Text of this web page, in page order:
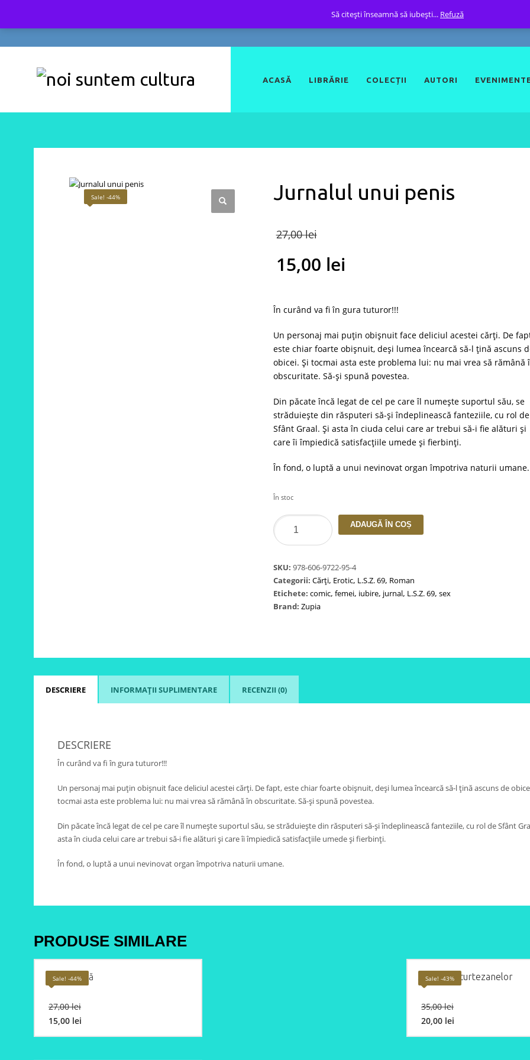
ACASĂ LIBRĂRIE COLECȚII AUTORI
Sale! -44% Jurnalul unui penis
27,00lei
price
27,00 lei.
15,00 lei
price
is:
15,00 lei.
În curând va fi în gura tuturor!!!
Un personaj mai puțin obișnuit face deliciul acestei cărți. De
este chiar foarte obișnuit, deși lumea încearcă să-l țină ascuns
obicei. Și tocmai asta este problema lui: nu mai vrea să rămână
obscuritate. Să-și spună povestea.
Din păcate încă legat de cel pe care îl numește suportul său, se
străduiește din răsputeri să-și îndeplinească fanteziile, cu rol de
Sfânt Graal. Și asta în ciuda celui care ar trebui să-i fie alături și
care îi împiedică satisfacțiile umede și fierbinți.
În fond, o luptă a unui nevinovat organ împotriva naturii umane.
În stoc
Cantitate
Jurnalul
unui
ADAUGĂ ÎN COȘ
SKU: 978-606-9722-95-4
Categorii: Cărți, Erotic, L.S.Z. 69, Roman
Etichete: comic, femei, iubire, jurnal, L.S.Z. 69, sex
Brand: Zupia
DESCRIERE INFORMAȚII SUPLIMENTARE RECENZII (0)
DESCRIERE
În curând va fi în gura tuturor!!!
Un personaj mai puțin obișnuit face deliciul acestei cărți. De fapt, este chiar foarte obișnuit, deși lumea încearcă să-l țină ascuns de
tocmai asta este problema lui: nu mai vrea să rămână în obscuritate. Să-și spună povestea.
Din păcate încă legat de cel pe care îl numește suportul său, se străduiește din răsputeri să-și îndeplinească fanteziile, cu rol de Sfânt
asta în ciuda celui care ar trebui să-i fie alături și care îi împiedică satisfacțiile umede și fierbinți.
În fond, o luptă a unui nevinovat organ împotriva naturii umane.
PRODUSE SIMILARE
Sale! -44%
Pisica dublă
27,00lei
27,00 lei.
15,00 lei
Current
price
Sale! -43%
Jurnalele curtezanelor
35,00lei
35,00 lei.
20,00 lei
Current
price
Să citești înseamnă să iubești... Refuză